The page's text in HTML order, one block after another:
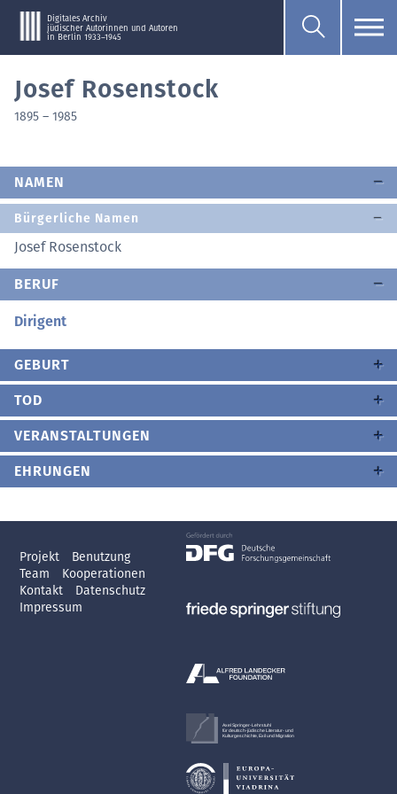
Digitales Archiv
jüdischer Autorinnen und Autoren
in Berlin 1933–1945
Josef Rosenstock
1895 – 1985
NAMEN
Bürgerliche Namen
Josef Rosenstock
BERUF
Dirigent
GEBURT
TOD
VERANSTALTUNGEN
EHRUNGEN
Projekt
Benutzung
Team
Kooperationen
Kontakt
Datenschutz
Impressum
Axel Springer-Lehrstuhl
für deutsch-jüdische Literatur- und
Kulturgeschichte, Exil und Migration